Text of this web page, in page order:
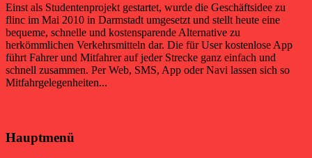
Einst als Studentenprojekt gestartet, wurde die Geschäftsidee zu
flinc im Mai 2010 in Darmstadt umgesetzt und stellt heute eine
bequeme, schnelle und kostensparende Alternative zu
herkömmlichen Verkehrsmitteln dar. Die für User kostenlose App
führt Fahrer und Mitfahrer auf jeder Strecke ganz einfach und
schnell zusammen. Per Web, SMS, App oder Navi lassen sich so
Mitfahrgelegenheiten...
Hauptmenü